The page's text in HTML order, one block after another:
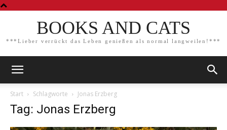
BOOKS AND CATS
***Lieber verrückt das Leben genießen als normal langweilen!***
Start Schlagworte Jonas Erzberg
Tag: Jonas Erzberg